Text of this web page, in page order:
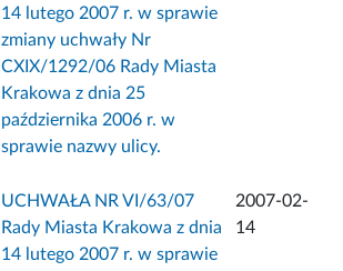
14 lutego 2007 r. w sprawie
zmiany uchwały Nr
CXIX/1292/06 Rady Miasta
Krakowa z dnia 25
października 2006 r. w
sprawie nazwy ulicy.
UCHWAŁA NR VI/63/07
Rady Miasta Krakowa z dnia
14 lutego 2007 r. w sprawie
2007-02-
14